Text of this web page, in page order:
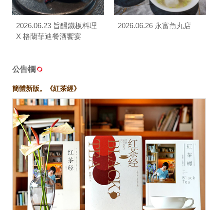
2026.06.23 旨醞鐵板料理
X 格蘭菲迪餐酒饗宴
2026.06.26 永富魚丸店
公告欄
簡體新版。《紅茶經》